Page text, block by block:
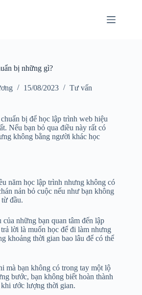
bị những gì?
15/08/2023 Tư vấn
bị để học lập trình web hiệu
Nếu bạn bỏ qua điều này rất có
không bằng người khác học
năm học lập trình nhưng không có
nản bỏ cuộc nếu như bạn không
đầu.
những bạn quan tâm đến lập
lời là muốn học để đi làm nhưng
khoảng thời gian bao lâu để có thể
mà bạn không có trong tay một lộ
bước, bạn không biết hoàn thành
ước lượng thời gian.